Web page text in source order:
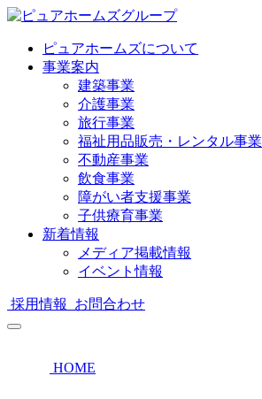
ピュアホームズについて
事業案内
建築事業
介護事業
旅行事業
福祉用品販売・レンタル事業
不動産事業
飲食事業
障がい者支援事業
子供療育事業
新着情報
メディア掲載情報
イベント情報
採用情報 お問合わせ
HOME